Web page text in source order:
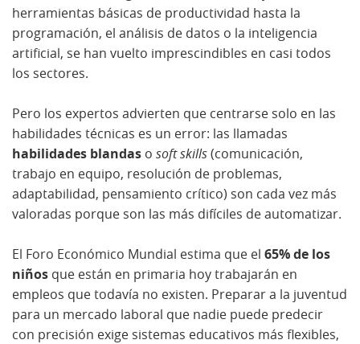
herramientas básicas de productividad hasta la
programación, el análisis de datos o la inteligencia
artificial, se han vuelto imprescindibles en casi todos
los sectores.
Pero los expertos advierten que centrarse solo en las
habilidades técnicas es un error: las llamadas
habilidades blandas o soft skills(comunicación,
trabajo en equipo, resolución de problemas,
adaptabilidad, pensamiento crítico) son cada vez más
valoradas porque son las más difíciles de automatizar.
El Foro Económico Mundial estima que el 65% de los
niños que están en primaria hoy trabajarán en
empleos que todavía no existen. Preparar a la juventud
para un mercado laboral que nadie puede predecir
con precisión exige sistemas educativos más flexibles,